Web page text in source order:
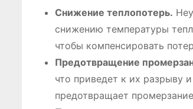
Снижение теплопотерь․
снижению температуры
чтобы компенсировать
Предотвращение
что приведет к их разрыву
предотвращает